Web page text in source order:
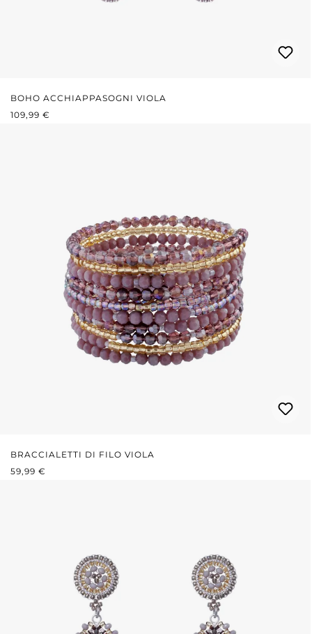
BOHO ACCHIAPPASOGNI VIOLA
PREZZO NORMALE:
109,99 €
BRACCIALETTI DI FILO VIOLA
PREZZO NORMALE:
59,99 €